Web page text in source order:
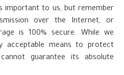
important to us, but remember
over the Internet, or
is 100% secure. While we
acceptable means to protect
guarantee its absolute